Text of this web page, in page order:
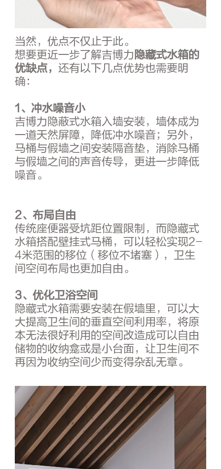
当然，优点不仅止于此。
想要更近一步了解吉博力 隐藏式水箱的
优缺点，还有以下几点优势也需要明
确：
1、冲水噪音小
吉博力隐蔽式水箱入墙安装，墙体成为
一道天然屏障，降低冲水噪音；另外，
马桶与假墙之间安装隔音垫，消除马桶
与假墙之间的声音传导，更进一步降低
噪音。
2、布局自由
传统座便器受坑距位置限制，而隐藏式
水箱搭配壁挂式马桶，可以轻松实现2-
4米范围的移位（移位不堵塞），卫生
间空间布局也更加自由。
3、优化卫浴空间
隐藏式水箱需要安装在假墙里，可以大
大提高卫生间的垂直空间利用率，将原
本无法很好利用的空间改造成可以自由
储物的收纳龛或是小台面，让卫生间不
再因为收纳空间少而变得杂乱无章。